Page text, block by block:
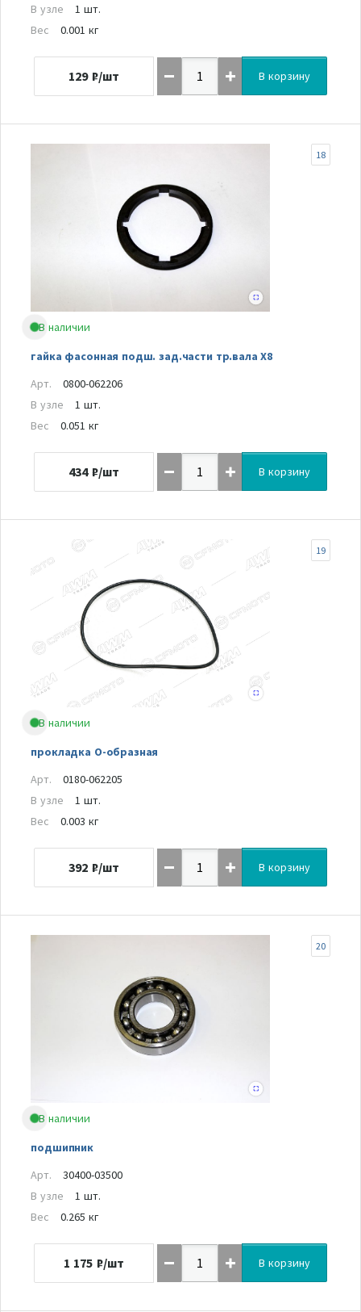
В узле
1 шт.
Вес
0.001 кг
129 ₽/шт В корзину
В наличии
гайка фасонная подш. зад.части тр.вала Х8
18
Арт.
0800-062206
В узле
1 шт.
Вес
0.051 кг
434 ₽/шт В корзину
В наличии
прокладка О-образная
19
Арт.
0180-062205
В узле
1 шт.
Вес
0.003 кг
392 ₽/шт В корзину
В наличии
подшипник
20
Арт.
30400-03500
В узле
1 шт.
Вес
0.265 кг
1 175 ₽/шт В корзину